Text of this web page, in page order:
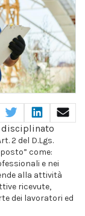
Twitter
disciplinato
2 del D.Lgs.
come:
e nei
alla attività
ricevute,
dei lavoratori ed